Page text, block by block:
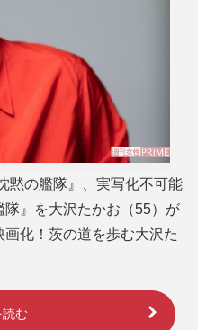
黙の艦隊』、実写化不可能
』を大沢たかお（55）が
化！茨の道を歩む大沢た
読む